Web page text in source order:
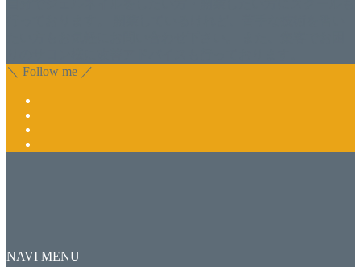
＼ Follow me ／
NAVI MENU